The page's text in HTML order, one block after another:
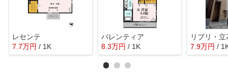
レセンテ
7.7万円 / 1K
バレンティア
8.3万円 / 1K
リブリ・立
7.9万円 /